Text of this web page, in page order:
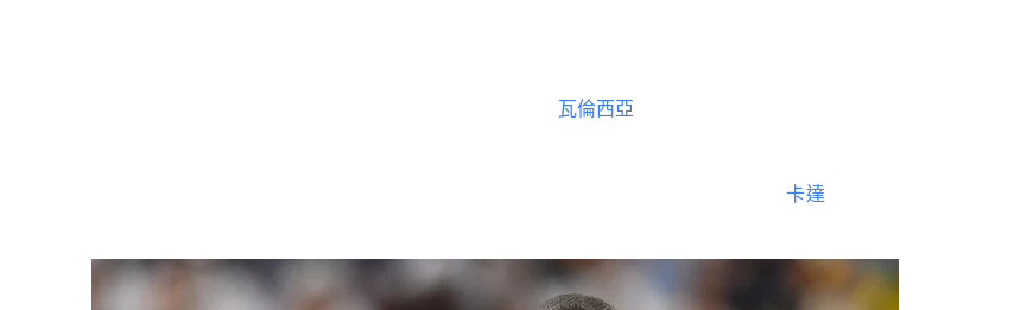
瓦倫西亞
雖然坐擁12名歸化球員，然而卡達世界盃真正來到世界盃賽場上還是有些弱不禁風的樣子。卡達